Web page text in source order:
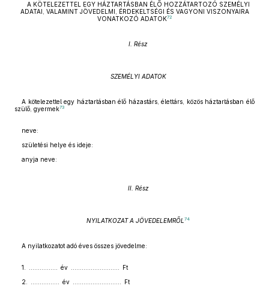
A KÖTELEZETTEL EGY HÁZTARTÁSBAN ÉLŐ HOZZÁTARTOZÓ SZEMÉLYI
ADATAI, VALAMINT JÖVEDELMI, ÉRDEKELTSÉGI ÉS VAGYONI VISZONYAIRA
VONATKOZÓ ADATOK72
I. Rész
SZEMÉLYI ADATOK
A kötelezettel egy háztartásban élő házastárs, élettárs, közös háztartásban élő
szülő, gyermek73
neve:
születési helye és ideje:
anyja neve:
II. Rész
NYILATKOZAT A JÖVEDELEMRŐL 74
A nyilatkozatot adó éves összes jövedelme:
1. ................ év ........................... Ft
2. ................ év ........................... Ft